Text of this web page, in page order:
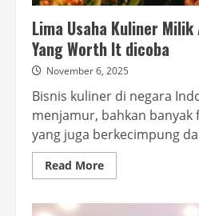
Lima Usaha Kuliner
Yang Worth It dicoba
November 6, 2025
Bisnis kuliner di negara
menjamur, bahkan
yang juga berkecimpung
Read MoreRead
more